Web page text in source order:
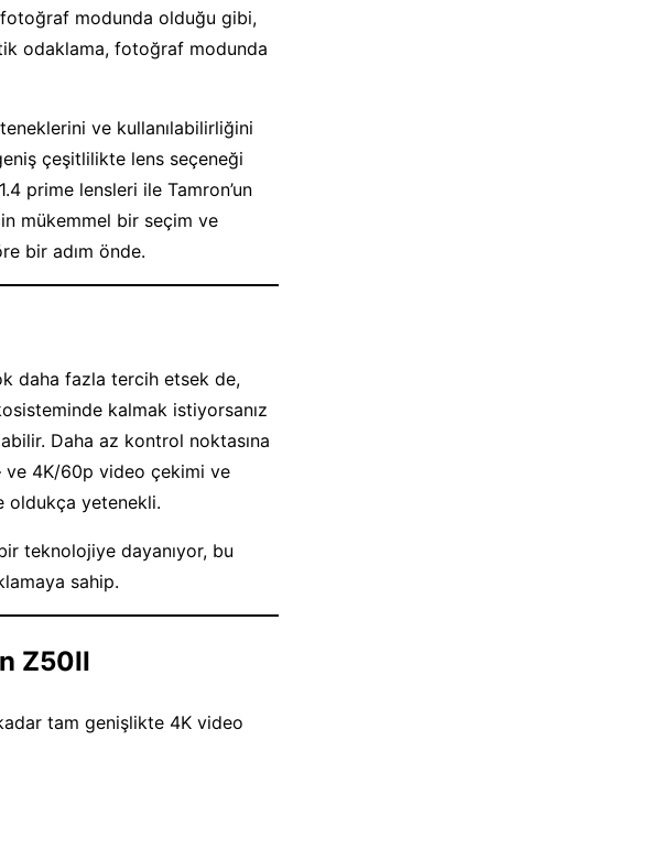
fotoğraf modunda olduğu gibi,
odaklama, fotoğraf modunda
ve kullanılabilirliğini
çeşitlilikte lens seçeneği
prime lensleri ile Tamron’un
mükemmel bir seçim ve
bir adım önde.
daha fazla tercih etsek de,
kalmak istiyorsanız
Daha az kontrol noktasına
ve 4K/60p video çekimi ve
oldukça yetenekli.
teknolojiye dayanıyor, bu
sahip.
Z50II
tam genişlikte 4K video